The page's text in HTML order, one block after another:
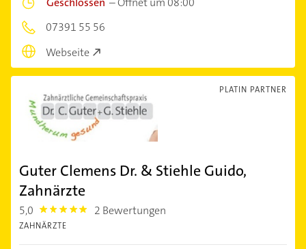
07391 55 56
Webseite
PLATIN PARTNER
Guter Clemens Dr. & Stiehle Guido,
Zahnärzte
5,0 5.0 2 Bewertungen
ZAHNÄRZTE